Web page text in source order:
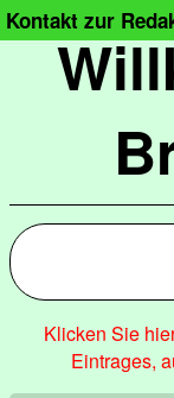
Kontakt zur
Klicken Sie
Eintrages,